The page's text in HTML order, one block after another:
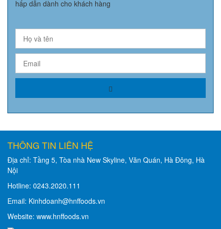
hấp dẫn dành cho khách hàng
THÔNG TIN LIÊN HỆ
Địa chỉ: Tầng 5, Tòa nhà New Skyline, Văn Quán, Hà Đông, Hà
Nội
Hotline: 0243.2020.111
Email: Kinhdoanh@hnffoods.vn
Website: www.hnffoods.vn